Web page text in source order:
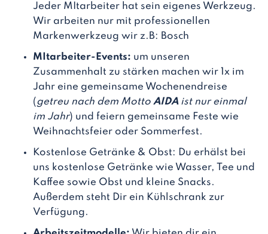
Jeder MItarbeiter hat sein eigenes Werkzeug.
Wir arbeiten nur mit professionellen
Markenwerkzeug wir z.B: Bosch
MItarbeiter-Events: um unseren
Zusammenhalt zu stärken machen wir 1x im
Jahr eine gemeinsame Wochenendreise
(getreu nach dem Motto AIDAist nur einmal
im Jahr) und feiern gemeinsame Feste wie
Weihnachtsfeier oder Sommerfest.
Kostenlose Getränke & Obst: Du erhälst bei
uns kostenlose Getränke wie Wasser, Tee und
Kaffee sowie Obst und kleine Snacks.
Außerdem steht Dir ein Kühlschrank zur
Verfügung.